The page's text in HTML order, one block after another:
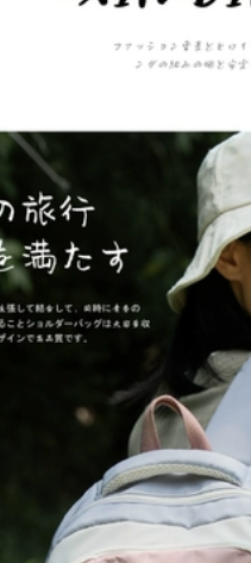
2024 Mới Ba Lô Du
balo du lịch nam
cao cấp Ins Ba Lô
Nữ Sinh Viên Đại
Học 2024 Mới Thời
Trang Cao Cấp
Thích Hợp Học Sinh
Trung Học Nhiều Túi
Ba Lô ba lô du lịch
chính hãng balo
nam du lịch
852,000
balo nam du lịch Ba
lô du lịch, túi du lịch
ngắn ngày cho nữ,
túi đựng máy tính